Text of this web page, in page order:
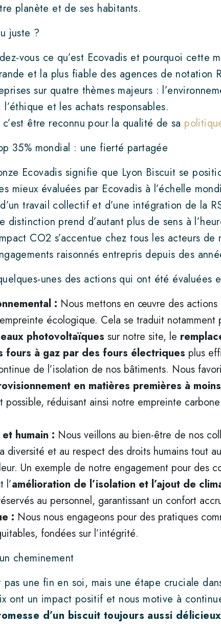
planète et de ses habitants.
juste ?
vous ce qu’est Ecovadis et pourquoi cette
et la plus fiable des agences de notation
sur quatre thèmes majeurs :
et les achats responsables.
être reconnu pour la qualité de sa
35% mondial : une fierté partagée
Ecovadis signifie que Lyon Biscuit se
mieux évaluées par Ecovadis à l’échelle
travail collectif et d’une intégration de la
distinction prend d’autant plus de sens à
CO2 s’accentue chez tous les acteurs de
raisonnés entrepris depuis des
unes des actions qui ont été évaluées
: Nous mettons en œuvre des actions
écologique. Cela se traduit notamment
photovoltaïques sur notre site, le
fours à gaz par des fours électriques plus
de l’isolation de nos bâtiments. Nous
en matières premières à
possible, réduisant ainsi notre empreinte
humain : Nous veillons au bien-être de nos
diversité et au respect des droits humains tout
Un exemple de notre engagement pour des
l’amélioration de l’isolation et l’ajout de
au personnel, garantissant un confort
: Nous nous engageons pour des pratiques
fondées sur l’intégrité.
cheminement
une fin en soi, mais une étape cruciale
ont un impact positif et nous motive à
d’un biscuit toujours aussi